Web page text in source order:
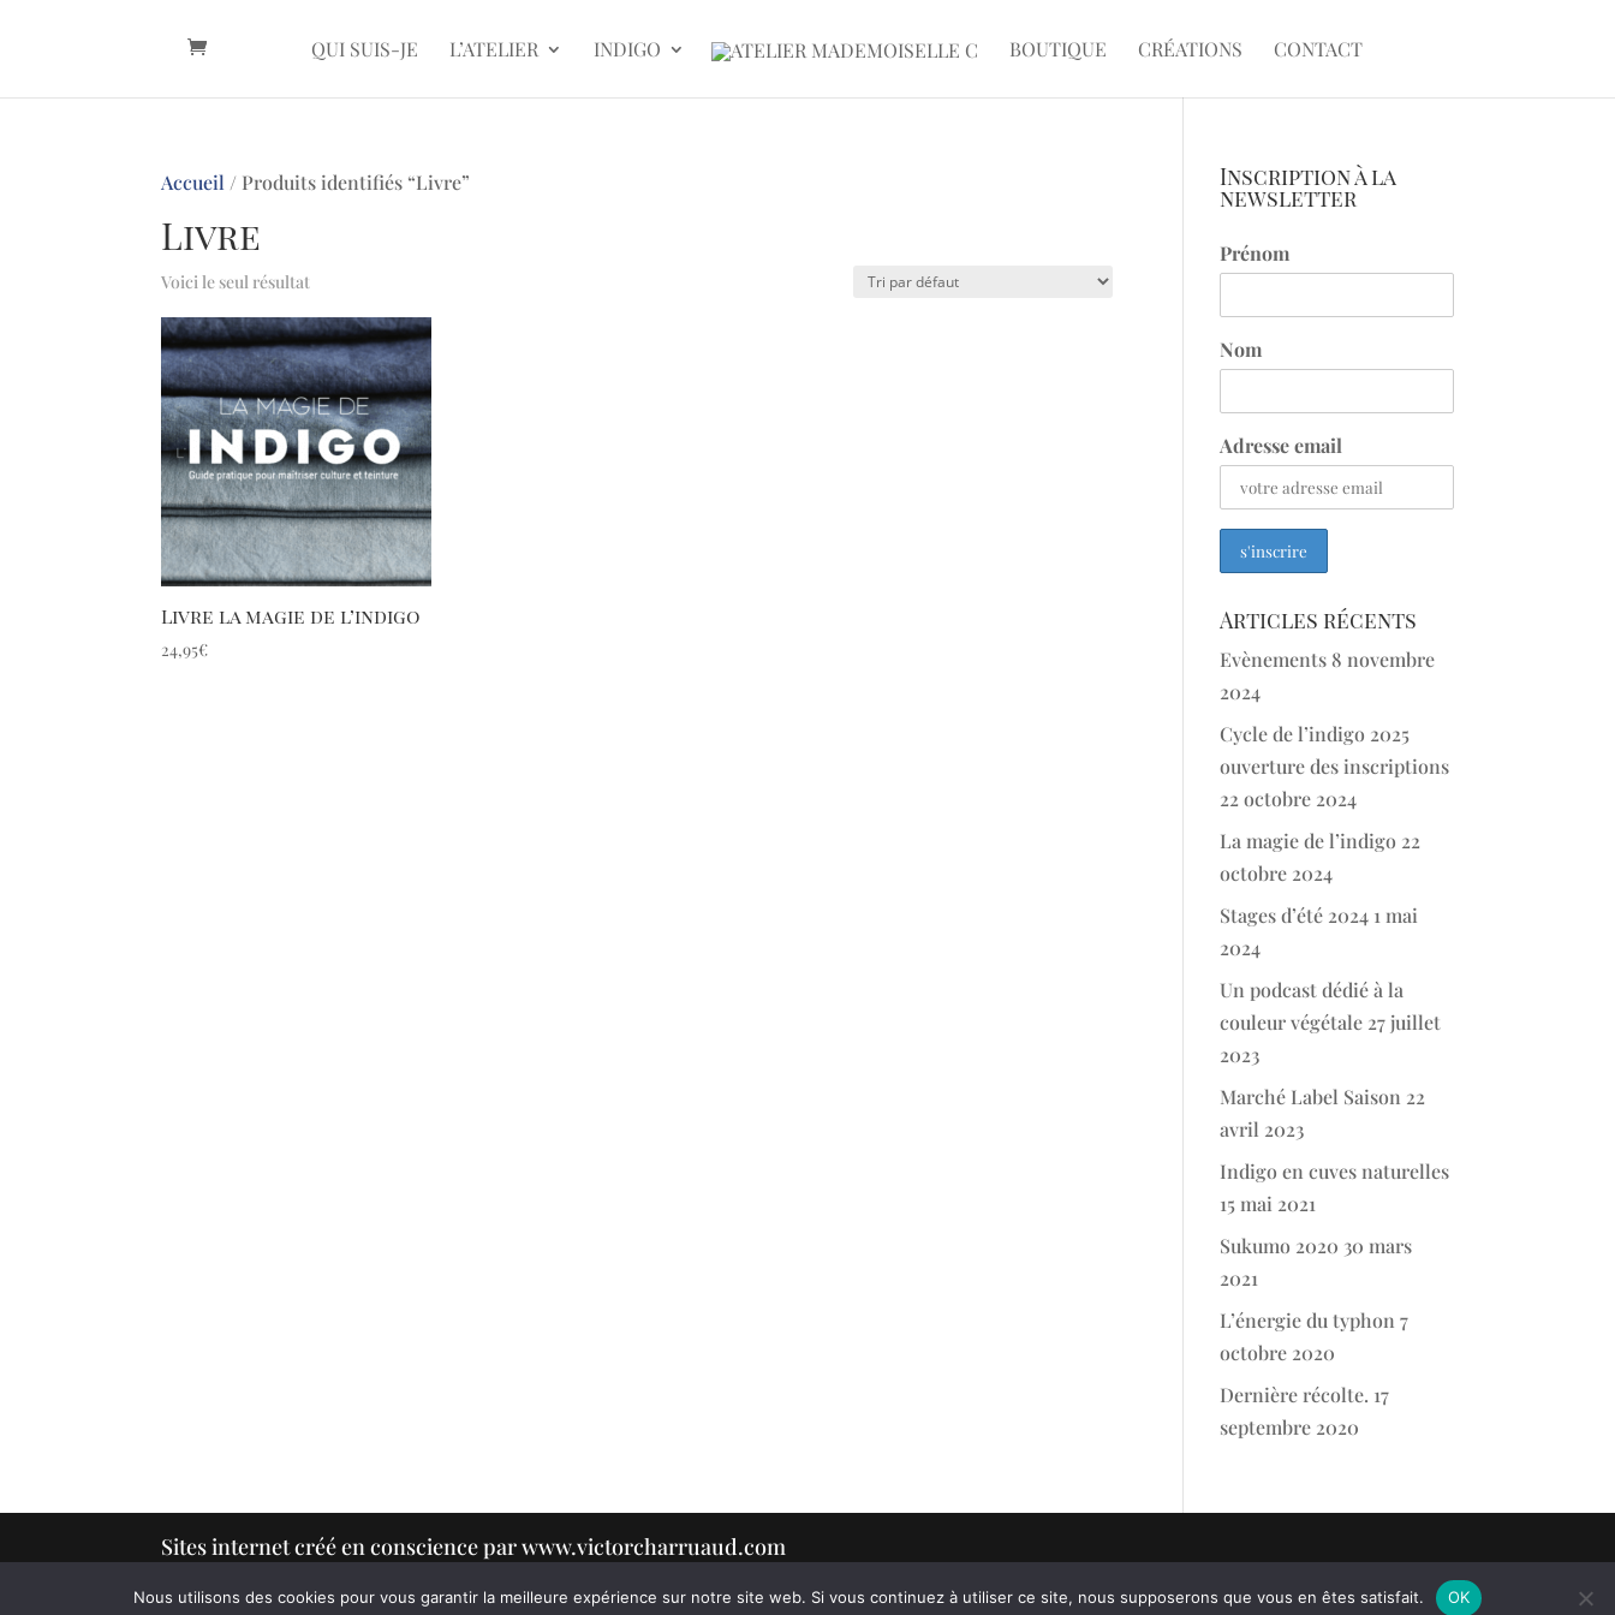
QUI SUIS-JE L’ATELIER INDIGO BOUTIQUE CRÉATIONS CONTACT
Accueil / Produits identifiés “Livre”
Livre
Voici le seul résultat
Livre la magie de l’indigo
24,95€
Inscription à la
newsletter
Prénom
Nom
Adresse email
Articles récents
Evènements8 novembre
2024
Cycle de l’indigo 2025
ouverture des inscriptions
22 octobre 2024
La magie de l’indigo 22
octobre 2024
Stages d’été 2024 1 mai
2024
Un podcast dédié à la
couleur végétale 27 juillet
2023
Marché Label Saison 22
avril 2023
Indigo en cuves naturelles
15 mai 2021
Sukumo 2020 30 mars
2021
L’énergie du typhon 7
octobre 2020
Dernière récolte. 17
septembre 2020
Sites internet créé en conscience par www.victorcharruaud.com
Nous utilisons des cookies pour vous garantir la meilleure expérience sur notre site web. Si vous continuez à utiliser ce site, nous supposerons que vous en êtes satisfait. OK